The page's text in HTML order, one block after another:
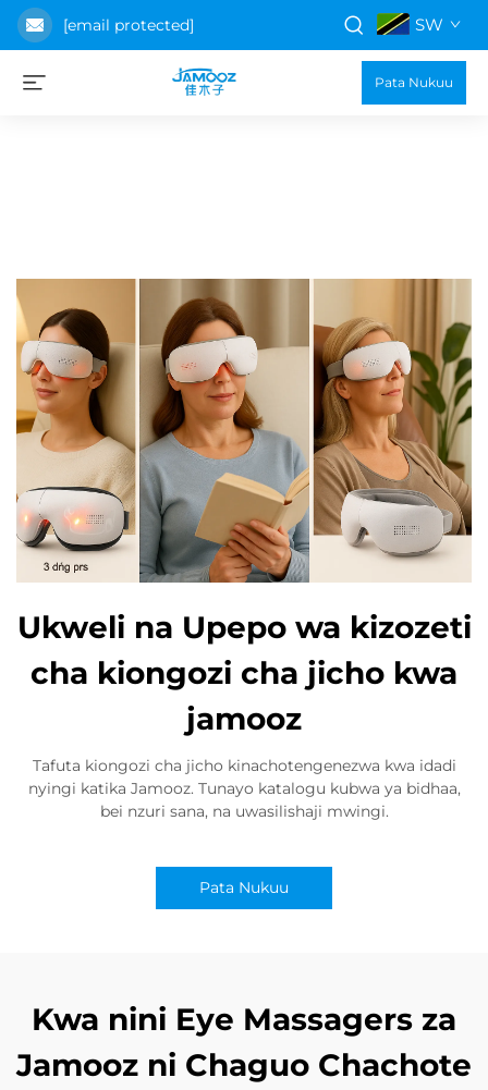
[email protected] SW
Pata Nukuu
Ukweli na Upepo wa kizozeti
cha kiongozi cha jicho kwa
jamooz
Tafuta kiongozi cha jicho kinachotengenezwa kwa idadi
nyingi katika Jamooz. Tunayo katalogu kubwa ya bidhaa,
bei nzuri sana, na uwasilishaji mwingi.
Pata Nukuu
Kwa nini Eye Massagers za
Jamooz ni Chaguo Chachote